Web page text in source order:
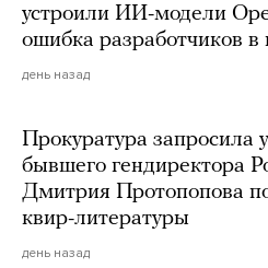
устроили ИИ-модели
ошибка разработчиков в
день назад
Прокуратура запросила
бывшего гендиректора
Дмитрия Протопопова
квир-литературы
день назад